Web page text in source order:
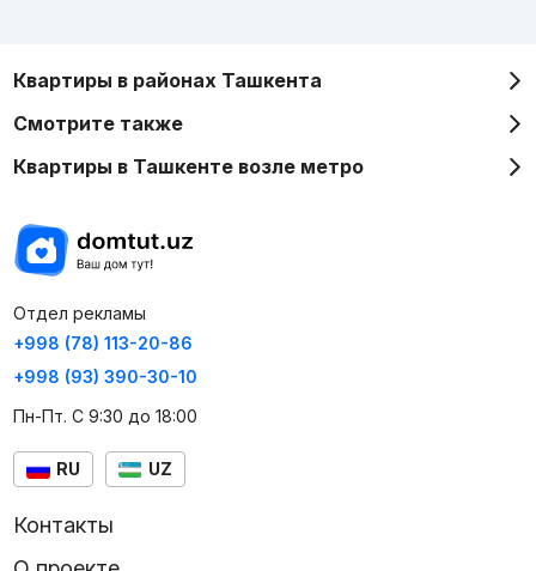
Квартиры в районах Ташкента
Смотрите также
Квартиры в Ташкенте возле метро
Отдел рекламы
+998 (78) 113-20-86
+998 (93) 390-30-10
Пн-Пт. С 9:30 до 18:00
RU UZ
Контакты